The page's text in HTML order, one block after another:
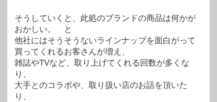
そうしていくと、此処のブランドの商品は何かが
おかしい。 と
他社にはそうそうないラインナップを面白がって
買ってくれるお客さんが増え、
雑誌やTVなど、取り上げてくれる回数が多くな
り、
大手とのコラボや、取り扱い店のお話を頂いた
り、